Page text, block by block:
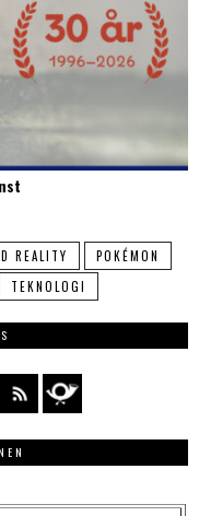
REALITY
POKÉMON
TEKNOLOGI